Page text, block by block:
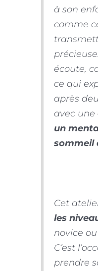
à son
comme
écoute,
ce qui
après
avec une
un
sommeil
Cet
les
novice
C’est
prendre